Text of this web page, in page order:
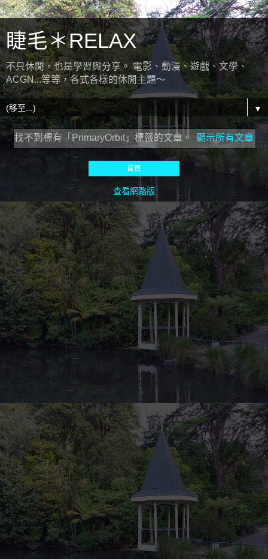
睫毛＊RELAX
不只休閒，也是學習與分享。 電影、動漫、遊戲、文學、
ACGN...等等，各式各樣的休閒主題～
▼
找不到標有「PrimaryOrbit」標籤的文章。 顯示所有文章
首頁
查看網路版